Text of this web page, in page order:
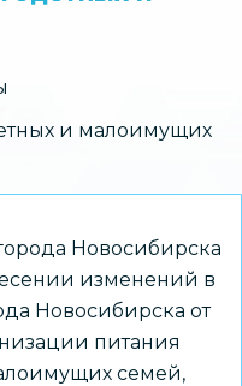
и малоимущих
Новосибирска
изменений в
Новосибирска от
питания
семей,